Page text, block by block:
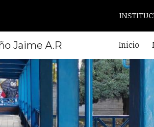
Skip to main
Jaime A.R Inicio